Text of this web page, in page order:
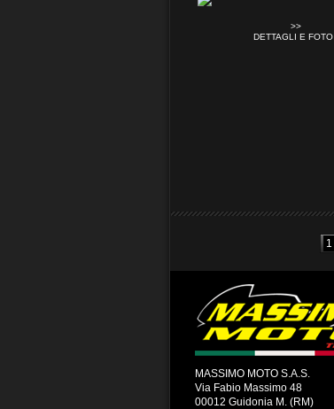
>>
DETTAGLI E FOTO
1
MASSIMO MOTO S.A.S.
Via Fabio Massimo 48
00012 Guidonia M. (RM)